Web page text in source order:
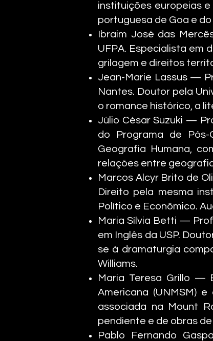
instituições europeias
portuguesa de Goa e
Ibraim José das
UFPA. Especialista em
grilagem e direitos
Jean-Marie Lassus —
Nantes. Doutor pela
o romance histórico, a
Júlio César Suzuki —
do Programa de Pós-
Geografia Humana,
relações entre
Marcos Alcyr Brito de
Direito pela mesma
Político e Econômico.
Maria Sílvia Betti —
em Inglês da USP.
se à dramaturgia
Williams.
Maria Teresa Grillo —
Americana (UNMSM)
associada na Mount
pendiente e de obras
Pablo Fernando